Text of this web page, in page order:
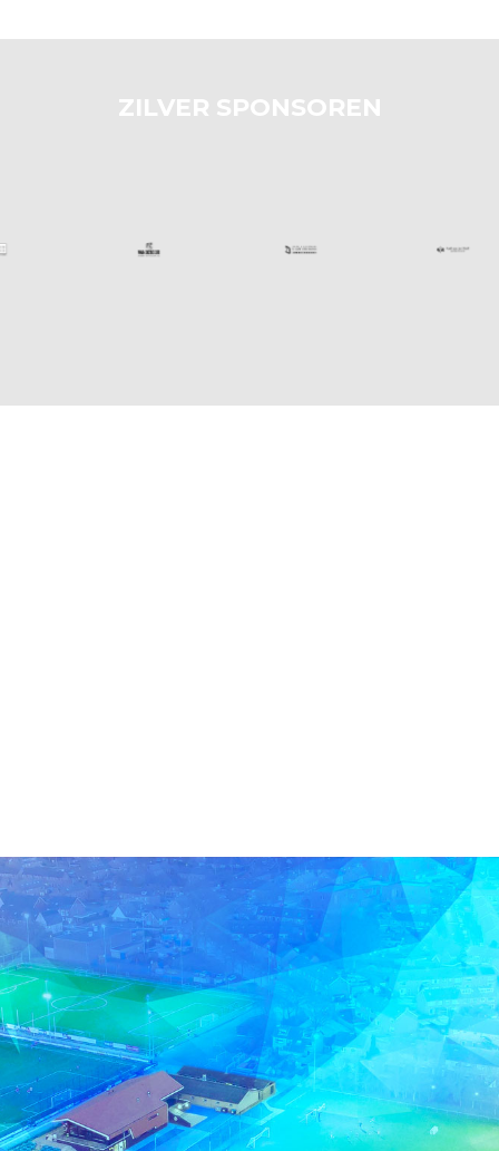
ZILVER SPONSOREN